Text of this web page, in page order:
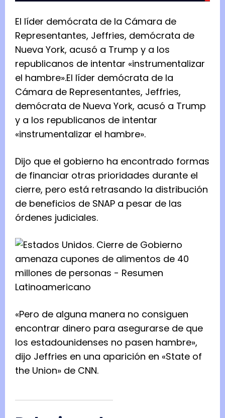
El líder demócrata de la Cámara de
Representantes, Jeffries, demócrata de
Nueva York, acusó a Trump y a los
republicanos de intentar «instrumentalizar
el hambre».El líder demócrata de la
Cámara de Representantes, Jeffries,
demócrata de Nueva York, acusó a Trump
y a los republicanos de intentar
«instrumentalizar el hambre».
Dijo que el gobierno ha encontrado formas
de financiar otras prioridades durante el
cierre, pero está retrasando la distribución
de beneficios de SNAP a pesar de las
órdenes judiciales.
«Pero de alguna manera no consiguen
encontrar dinero para asegurarse de que
los estadounidenses no pasen hambre»,
dijo Jeffries en una aparición en «State of
the Union» de CNN.